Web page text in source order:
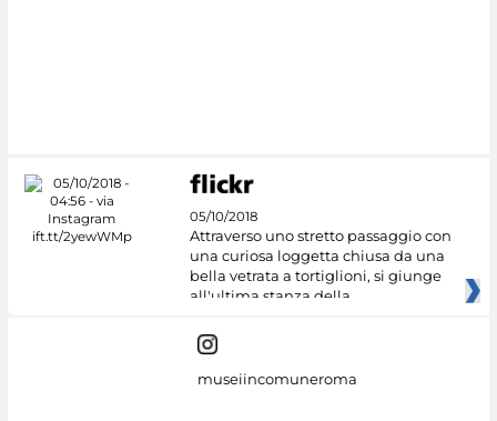
05/10/2018
Attraverso uno stretto passaggio con
una curiosa loggetta chiusa da una
bella vetrata a tortiglioni, si giunge
all'ultima stanza della
museiincomuneroma